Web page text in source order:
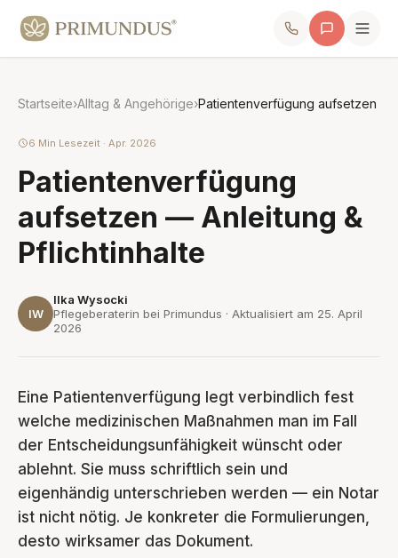
Startseite›Alltag & Angehörige›Patientenverfügung aufsetzen
6 Min Lesezeit · Apr. 2026
Patientenverfügung
aufsetzen — Anleitung &
Pflichtinhalte
IW
Ilka Wysocki
Pflegeberaterin bei Primundus · Aktualisiert am 25. April
2026
Eine Patientenverfügung legt verbindlich fest
welche medizinischen Maßnahmen man im Fall
der Entscheidungsunfähigkeit wünscht oder
ablehnt. Sie muss schriftlich sein und
eigenhändig unterschrieben werden — ein Notar
ist nicht nötig. Je konkreter die Formulierungen,
desto wirksamer das Dokument.